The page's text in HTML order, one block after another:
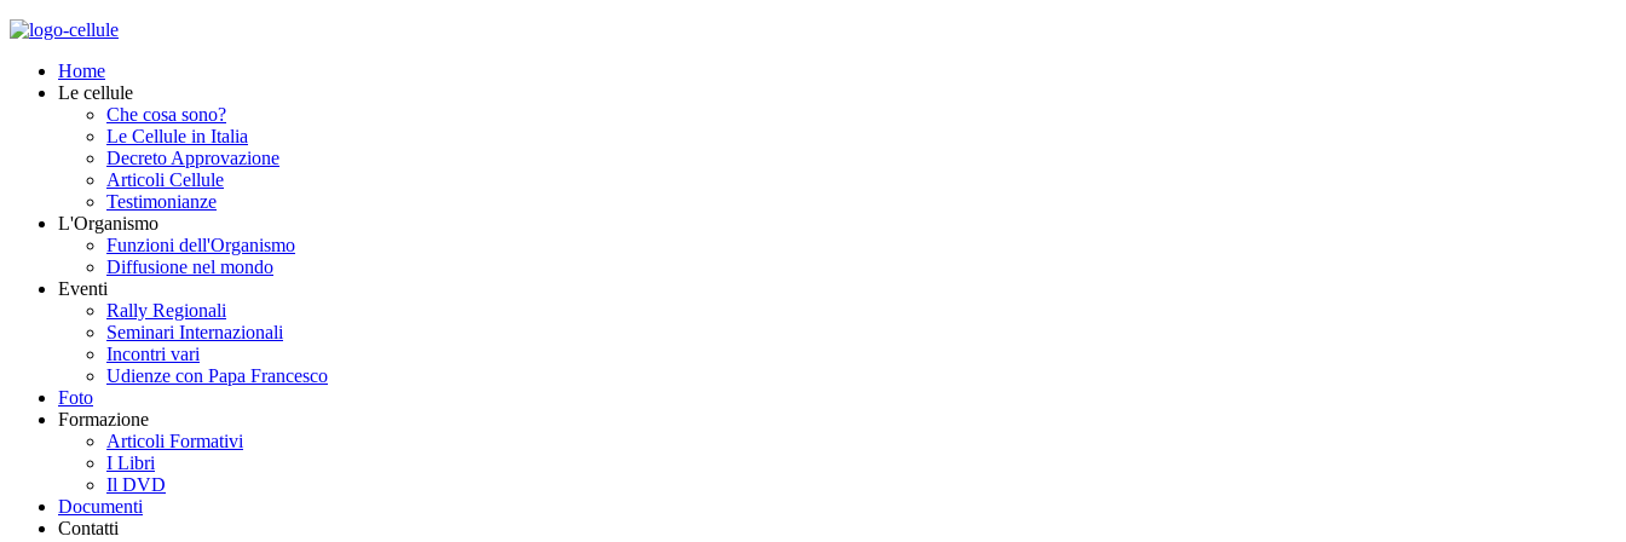
Home
Le cellule
Che cosa sono?
Le Cellule in Italia
Decreto Approvazione
Articoli Cellule
Testimonianze
L'Organismo
Funzioni dell'Organismo
Diffusione nel mondo
Eventi
Rally Regionali
Seminari Internazionali
Incontri vari
Udienze con Papa Francesco
Foto
Formazione
Articoli Formativi
I Libri
Il DVD
Documenti
Contatti